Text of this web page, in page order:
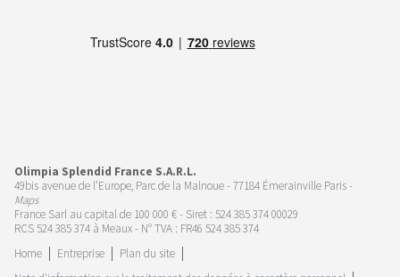
Olimpia Splendid France S.A.R.L.
49bis avenue de l’Europe, Parc de la Malnoue - 77184 Émerainville Paris -
Maps
France Sarl au capital de 100 000 € - Siret : 524 385 374 00029
RCS 524 385 374 à Meaux - N° TVA : FR46 524 385 374
Home
Entreprise
Plan du site